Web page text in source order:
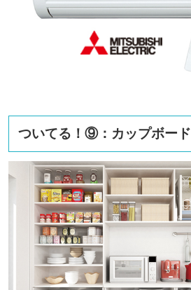
ついてる！⑨：カップボード